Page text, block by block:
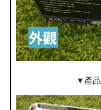
▼產品